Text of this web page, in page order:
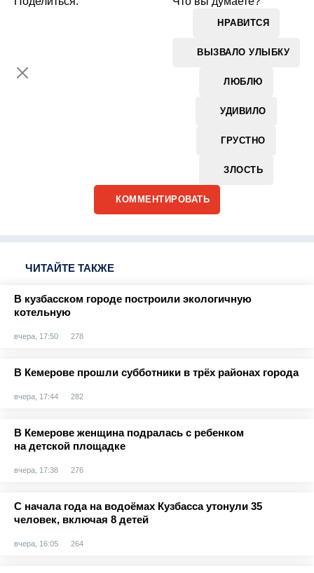
НРАВИТСЯ
ВЫЗВАЛО УЛЫБКУ
ЛЮБЛЮ
УДИВИЛО
ГРУСТНО
ЗЛОСТЬ
КОММЕНТИРОВАТЬ
ЧИТАЙТЕ ТАКЖЕ
В кузбасском городе построили экологичную
котельную
вчера, 17:50 278
В Кемерове прошли субботники в трёх районах города
вчера, 17:44 282
В Кемерове женщина подралась с ребенком
на детской площадке
вчера, 17:38 276
С начала года на водоёмах Кузбасса утонули 35
человек, включая 8 детей
вчера, 16:05 264